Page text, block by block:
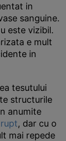
in
sanguine.
este vizibil.
e mult
in
tesutului
structurile
anumite
, dar cu o
mai repede